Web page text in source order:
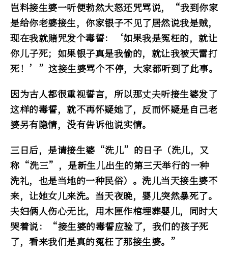
岂料接生婆一听便勃然大怒还咒骂说，“我到你家
是给你老婆接生，你家银子不见了居然说我是贼，
现在我就赌咒发个毒誓：‘如果我是冤枉的，就让
你儿子死；如果银子真是我偷的，就让我被天雷打
死！’”这接生婆骂个不停，大家都听到了此事。
因为古人都很重视誓言，所以那丈夫听接生婆发了
这样的毒誓，就不再怀疑她了，反而怀疑是自己老
婆另有隐情，没有告诉他说实情。
三日后，是请接生婆“洗儿”的日子（洗儿，又
称“洗三”，是新生儿出生的第三天举行的一种
洗礼，也是当地的一种民俗）。洗儿当天接生婆不
来，让她女儿来洗。当天夜晚，婴儿突然暴死了。
夫妇俩人伤心无比，用木匣作棺埋葬婴儿，同时大
哭着说：“接生婆的毒誓应验了，我们的孩子死
了，看来我们是真的冤枉了那接生婆。”